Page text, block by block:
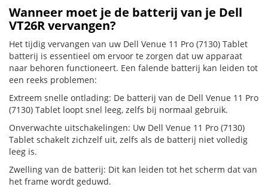
Wanneer moet je de batterij van je Dell
VT26R vervangen?
Het tijdig vervangen van uw Dell Venue 11 Pro (7130) Tablet
batterij is essentieel om ervoor te zorgen dat uw apparaat
naar behoren functioneert. Een falende batterij kan leiden tot
een reeks problemen:
Extreem snelle ontlading: De batterij van de Dell Venue 11 Pro
(7130) Tablet loopt snel leeg, zelfs bij normaal gebruik.
Onverwachte uitschakelingen: Uw Dell Venue 11 Pro (7130)
Tablet schakelt zichzelf uit, zelfs als de batterij niet volledig
leeg is.
Zwelling van de batterij: Dit kan leiden tot het scherm dat van
het frame wordt geduwd.